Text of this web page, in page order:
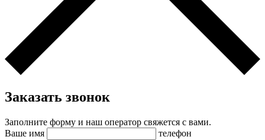
Заказать звонок
Заполните форму и наш оператор свяжется с вами.
Ваше имя
телефон